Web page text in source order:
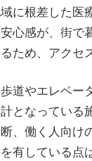
に根差した
心感が、街
ため、アクセ
道やエレベ
となっている
、働く人向
有している